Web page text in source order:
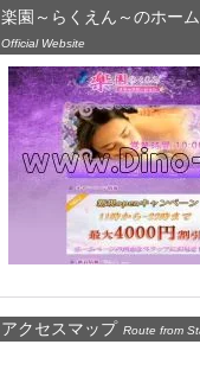
楽園～らくえん～のホー
Official Website
アクセスマップ Route from